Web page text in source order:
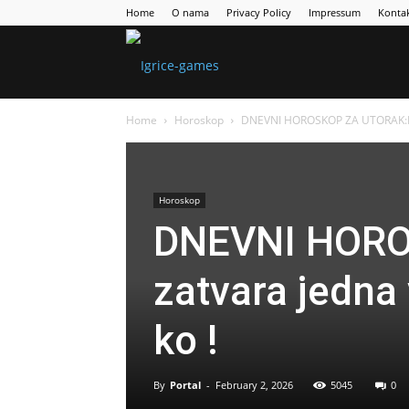
Home O nama Privacy Policy Impressum
Home Horoskop DNEVNI HOROSKOP ZA
Horoskop
DNEVNI
zatvara
ko !
By Portal - February 2, 2026 5045 0